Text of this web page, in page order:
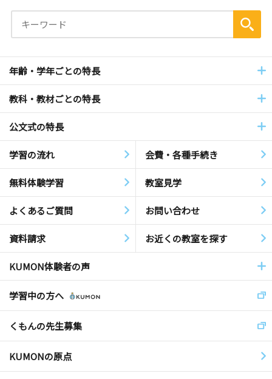
年齢・学年ごとの特長
教科・教材ごとの特長
公文式の特長
学習の流れ 会費・各種手続き
無料体験学習 教室見学
よくあるご質問 お問い合わせ
資料請求 お近くの教室を探す
KUMON体験者の声
学習中の方へ
くもんの先生募集
KUMONの原点